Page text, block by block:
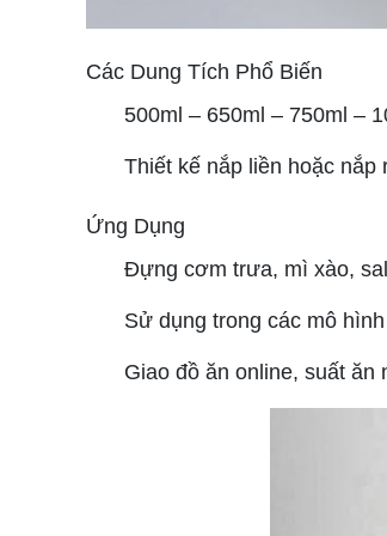
Các Dung Tích Phổ Biến
500ml – 650ml – 750ml –
Thiết kế nắp liền hoặc nắp
Ứng Dụng
Đựng cơm trưa, mì xào,
Sử dụng trong các mô
Giao đồ ăn online, suất ăn